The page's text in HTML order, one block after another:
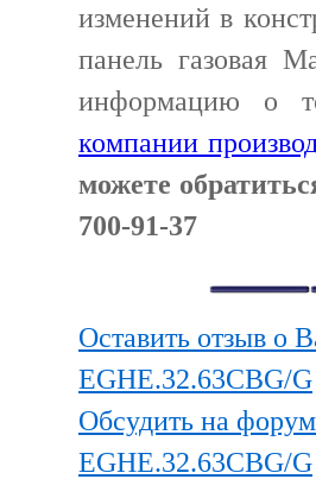
изменений в
панель газовая
информацию о
компании
можете
700-91-37
Оставить отзыв о
EGHE.32.63CBG/G
Обсудить на
EGHE.32.63CBG/G